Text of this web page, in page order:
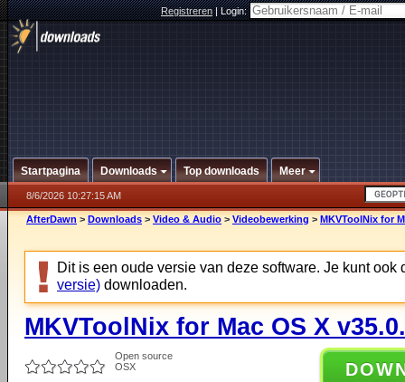
Registreren|Login:
Startpagina Downloads Top downloads Meer
8/6/2026 10:27:15 AM
AfterDawn > Downloads > Video & Audio > Videobewerking > MKVToolNix for
Dit is een oude versie van deze software. Je kunt ook
versie) downloaden.
MKVToolNix for Mac OS X
Open source
OSX